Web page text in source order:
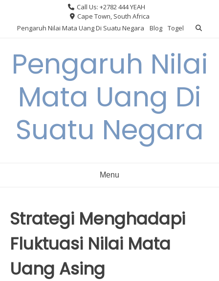
content
Call Us: +2782 444 YEAH
Cape Town, South Africa
Pengaruh Nilai Mata Uang Di Suatu Negara
Blog Togel
Pengaruh Nilai
Mata Uang Di
Suatu Negara
Menu
Strategi Menghadapi
Fluktuasi Nilai Mata
Uang Asing